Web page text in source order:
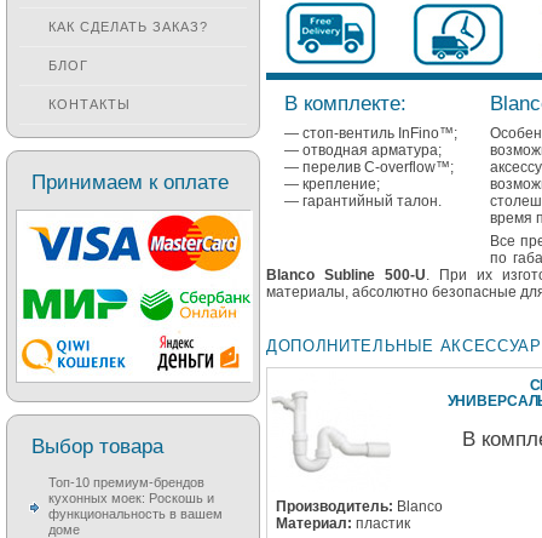
В комплекте:
— стоп-вентиль InFino™;
— отводная арматура;
— перелив C-overflow™;
— крепление;
— гарантийный талон.
время
Все
по
Blanco Subline 500-U. При их
материалы, абсолютно безопасные
ДОПОЛНИТЕЛЬНЫЕ
В
Производитель: Blanco
Материал: пластик
КАК СДЕЛАТЬ ЗАКАЗ?
БЛОГ
КОНТАКТЫ
Принимаем к оплате
Выбор товара
Топ-10 премиум-брендов
кухонных моек: Роскошь и
функциональность в вашем
доме